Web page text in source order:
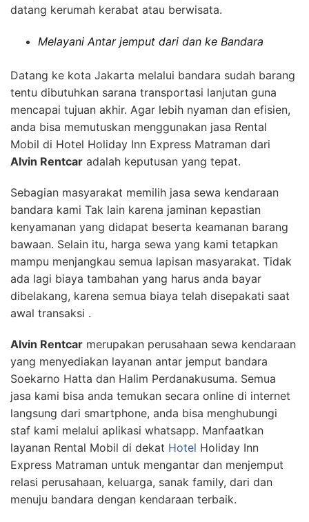
datang kerumah kerabat atau berwisata.
Melayani Antar jemput dari dan ke Bandara
Datang ke kota Jakarta melalui bandara sudah barang
tentu dibutuhkan sarana transportasi lanjutan guna
mencapai tujuan akhir. Agar lebih nyaman dan efisien,
anda bisa memutuskan menggunakan jasa Rental
Mobil di Hotel Holiday Inn Express Matraman dari
Alvin Rentcar adalah keputusan yang tepat.
Sebagian masyarakat memilih jasa sewa kendaraan
bandara kami Tak lain karena jaminan kepastian
kenyamanan yang didapat beserta keamanan barang
bawaan. Selain itu, harga sewa yang kami tetapkan
mampu menjangkau semua lapisan masyarakat. Tidak
ada lagi biaya tambahan yang harus anda bayar
dibelakang, karena semua biaya telah disepakati saat
awal transaksi .
Alvin Rentcar merupakan perusahaan sewa kendaraan
yang menyediakan layanan antar jemput bandara
Soekarno Hatta dan Halim Perdanakusuma. Semua
jasa kami bisa anda temukan secara online di internet
langsung dari smartphone, anda bisa menghubungi
staf kami melalui aplikasi whatsapp. Manfaatkan
layanan Rental Mobil di dekat Hotel Holiday Inn
Express Matraman untuk mengantar dan menjemput
relasi perusahaan, keluarga, sanak family, dari dan
menuju bandara dengan kendaraan terbaik.